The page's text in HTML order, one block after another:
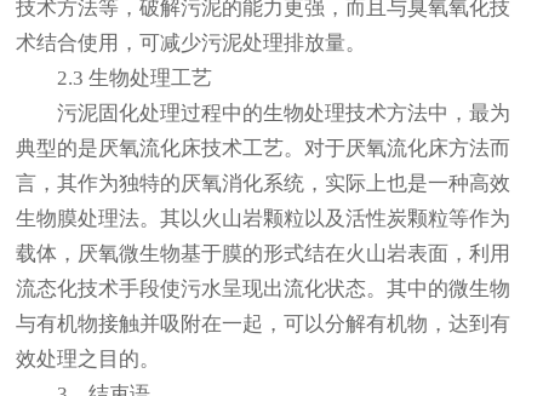
技术方法等，破解污泥的能力更强，而且与臭氧氧化技
术结合使用，可减少污泥处理排放量。
2.3 生物处理工艺
污泥固化处理过程中的生物处理技术方法中，最为
典型的是厌氧流化床技术工艺。对于厌氧流化床方法而
言，其作为独特的厌氧消化系统，实际上也是一种高效
生物膜处理法。其以火山岩颗粒以及活性炭颗粒等作为
载体，厌氧微生物基于膜的形式结在火山岩表面，利用
流态化技术手段使污水呈现出流化状态。其中的微生物
与有机物接触并吸附在一起，可以分解有机物，达到有
效处理之目的。